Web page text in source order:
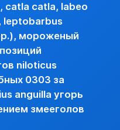
catla catla, labeo
leptobarbus
мороженый
niloticus
0303 за
anguilla угорь
змееголов